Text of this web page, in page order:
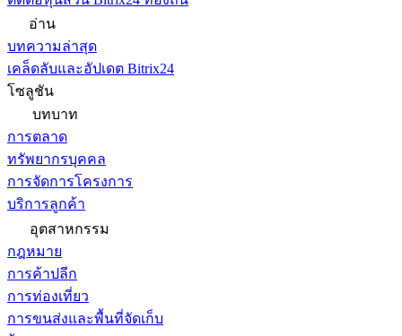
อ่าน
บทความล่าสุด
เคล็ดลับและอัปเดต Bitrix24
โซลูชัน
บทบาท
การตลาด
ทรัพยากรบุคคล
การจัดการโครงการ
บริการลูกค้า
อุตสาหกรรม
กฎหมาย
การค้าปลีก
การท่องเที่ยว
การขนส่งและพื้นที่จัดเก็บ